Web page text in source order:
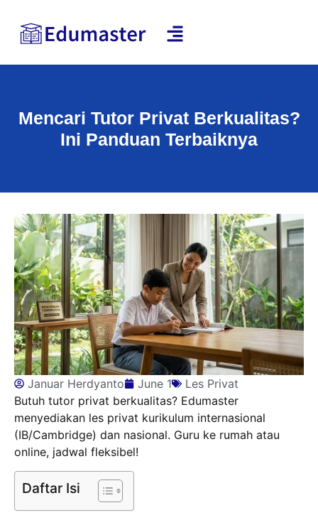
Mencari Tutor Privat Berkualitas?
Ini Panduan Terbaiknya
Januar Herdyanto June 1
Les Privat
Butuh tutor privat berkualitas? Edumaster
menyediakan les privat kurikulum internasional
(IB/Cambridge) dan nasional. Guru ke rumah atau
online, jadwal fleksibel!
Daftar Isi